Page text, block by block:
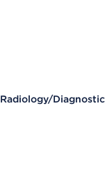
Radiology/